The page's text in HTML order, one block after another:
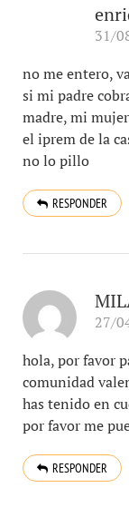
31/
no me entero,
si mi padre
madre, mi
el iprem de la
no lo pillo
RESPONDER
27/
hola, por favor
comunidad
has tenido en
por favor me
RESPONDER